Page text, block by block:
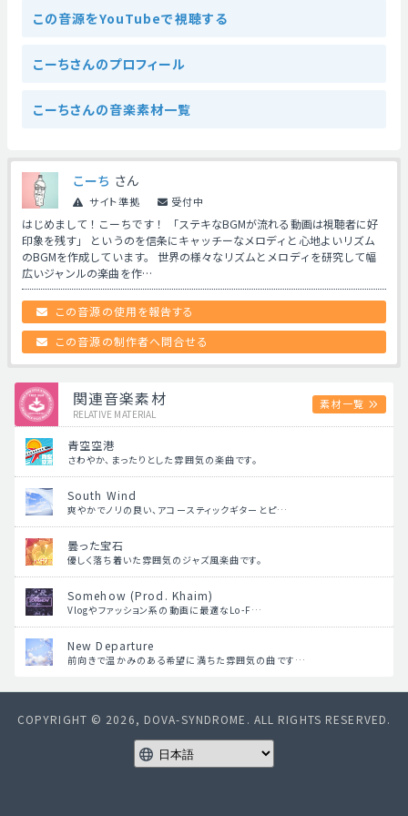
この音源をYouTubeで視聴する
こーちさんのプロフィール
こーちさんの音楽素材一覧
こーち さん
サイト準拠 受付中
はじめまして！こーちです！ 「ステキなBGMが流れる動画は視聴者に好
印象を残す」 というのを信条にキャッチーなメロディと心地よいリズム
のBGMを作成しています。 世界の様々なリズムとメロディを研究して幅
広いジャンルの楽曲を作…
この音源の使用を報告する
この音源の制作者へ問合せる
関連音楽素材
RELATIVE MATERIAL
素材一覧
青空空港
さわやか、まったりとした雰囲気の楽曲です。
South Wind
爽やかでノリの良い、アコースティックギターとピ…
曇った宝石
優しく落ち着いた雰囲気のジャズ風楽曲です。
Somehow (Prod. Khaim)
Vlogやファッション系の動画に最適なLo-F…
New Departure
前向きで温かみのある希望に満ちた雰囲気の曲です…
COPYRIGHT © 2026, DOVA-SYNDROME. ALL RIGHTS RESERVED.